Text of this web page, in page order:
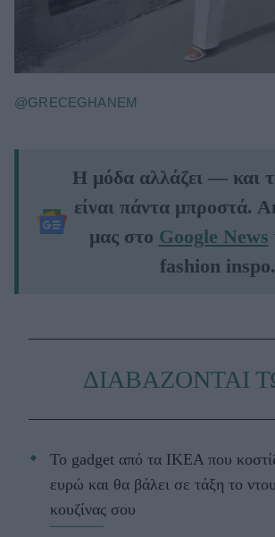
@GRECEGHANEM
Η μόδα αλλάζει — και
είναι πάντα μπροστά.
μας στο Google News
fashion inspo.
ΔΙΑΒΑΖΟΝΤΑΙ
Το gadget από τα IKEA που
ευρώ και θα βάλει σε τάξη το
κουζίνας σου